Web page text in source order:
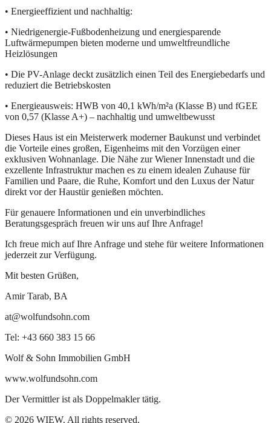
• Energieeffizient und nachhaltig:
• Niedrigenergie-Fußbodenheizung und energiesparende
Luftwärmepumpen bieten moderne und umweltfreundliche
Heizlösungen
• Die PV-Anlage deckt zusätzlich einen Teil des Energiebedarfs und
reduziert die Betriebskosten
• Energieausweis: HWB von 40,1 kWh/m²a (Klasse B) und fGEE
von 0,57 (Klasse A+) – nachhaltig und umweltbewusst
Dieses Haus ist ein Meisterwerk moderner Baukunst und verbindet
die Vorteile eines großen, Eigenheims mit den Vorzügen einer
exklusiven Wohnanlage. Die Nähe zur Wiener Innenstadt und die
exzellente Infrastruktur machen es zu einem idealen Zuhause für
Familien und Paare, die Ruhe, Komfort und den Luxus der Natur
direkt vor der Haustür genießen möchten.
Für genauere Informationen und ein unverbindliches
Beratungsgespräch freuen wir uns auf Ihre Anfrage!
Ich freue mich auf Ihre Anfrage und stehe für weitere Informationen
jederzeit zur Verfügung.
Mit besten Grüßen,
Amir Tarab, BA
at@wolfundsohn.com
Tel: +43 660 383 15 66
Wolf & Sohn Immobilien GmbH
www.wolfundsohn.com
Der Vermittler ist als Doppelmakler tätig.
© 2026 WIEW. All rights reserved.